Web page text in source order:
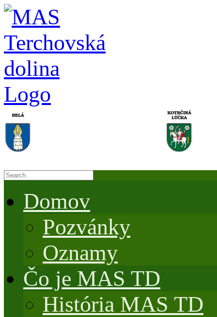
Domov
Pozvánky
Oznamy
Čo je MAS TD
História MAS TD